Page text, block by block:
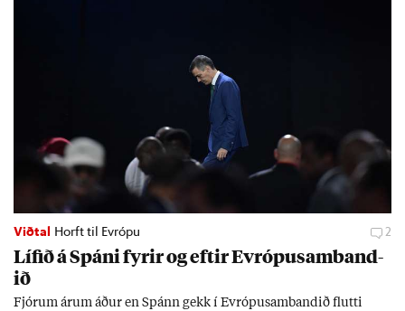
Viðtal Horft til Evrópu 2
Líf­ið á Spáni fyr­ir og eft­ir Evr­ópu­sam­band­
ið
Fjór­um ár­um áð­ur en Spánn gekk í Evr­ópu­sam­band­ið flutti